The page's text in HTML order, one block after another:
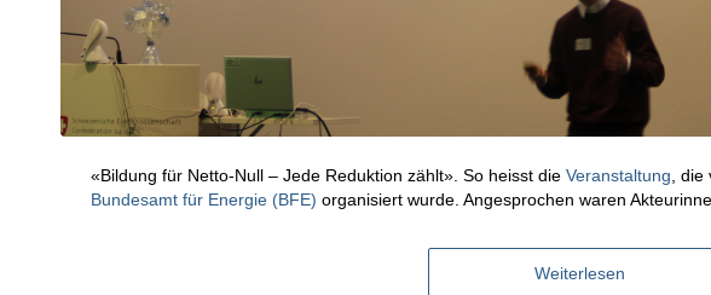
«Bildung für Netto-Null – Jede Reduktion zählt». So heisst die Veranstaltung ,
Bundesamt für Energie (BFE) organisiert wurde. Angesprochen waren
Weiterlesen